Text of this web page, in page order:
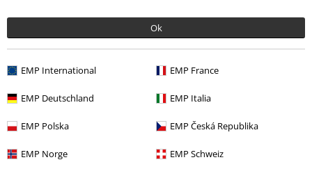
Ok
EMP International EMP France
EMP Deutschland EMP Italia
EMP Polska EMP Česká Republika
EMP Norge EMP Schweiz